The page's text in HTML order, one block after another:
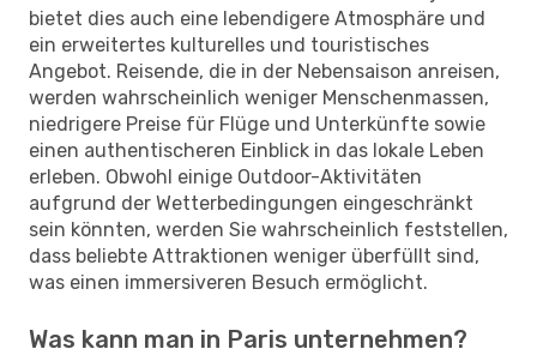
bietet dies auch eine lebendigere Atmosphäre und
ein erweitertes kulturelles und touristisches
Angebot. Reisende, die in der Nebensaison anreisen,
werden wahrscheinlich weniger Menschenmassen,
niedrigere Preise für Flüge und Unterkünfte sowie
einen authentischeren Einblick in das lokale Leben
erleben. Obwohl einige Outdoor-Aktivitäten
aufgrund der Wetterbedingungen eingeschränkt
sein könnten, werden Sie wahrscheinlich feststellen,
dass beliebte Attraktionen weniger überfüllt sind,
was einen immersiveren Besuch ermöglicht.
Was kann man in Paris unternehmen?